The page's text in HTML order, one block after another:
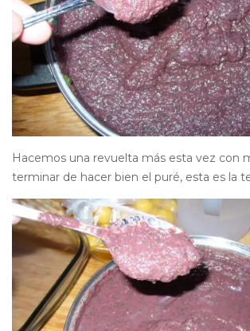
Hacemos una revuelta más esta vez con
terminar de hacer bien el puré, esta es la